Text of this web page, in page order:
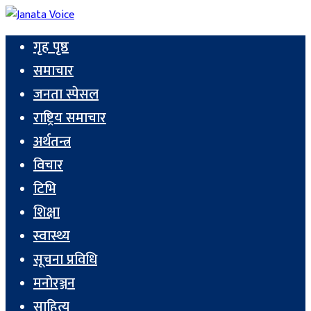
गृह पृष्ठ
समाचार
जनता स्पेसल
राष्ट्रिय समाचार
अर्थतन्त्र
विचार
टिभि
शिक्षा
स्वास्थ्य
सूचना प्रविधि
मनोरञ्जन